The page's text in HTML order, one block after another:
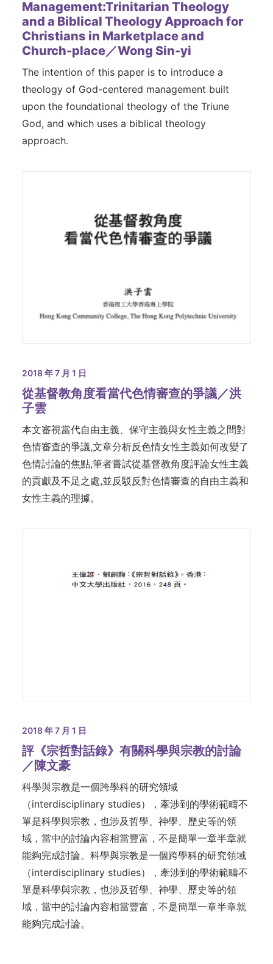
Management:Trinitarian Theology
and a Biblical Theology Approach for
Christians in Marketplace and
Church-place／Wong Sin-yi
The intention of this paper is to introduce a
theology of God-centered management built
upon the foundational theology of the Triune
God, and which uses a biblical theology
approach.
2018 年 7 月 1 日
從基督教角度看當代色情審查的爭議／洪
子雲
本文審視當代自由主義、保守主義與女性主義之間對
色情審查的爭議,文章分析反色情女性主義如何改變了
色情討論的焦點,筆者嘗試從基督教角度評論女性主義
的貢獻及不足之處,並反駁反對色情審查的自由主義和
女性主義的理據。
2018 年 7 月 1 日
評《宗哲對話錄》有關科學與宗教的討論
／陳文豪
科學與宗教是一個跨學科的研究領域
（interdisciplinary studies），牽涉到的學術範疇不
單是科學與宗教，也涉及哲學、神學、歷史等的領
域，當中的討論內容相當豐富，不是簡單一章半章就
能夠完成討論。科學與宗教是一個跨學科的研究領域
（interdisciplinary studies），牽涉到的學術範疇不
單是科學與宗教，也涉及哲學、神學、歷史等的領
域，當中的討論內容相當豐富，不是簡單一章半章就
能夠完成討論。